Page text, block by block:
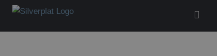
Salta
contenuto